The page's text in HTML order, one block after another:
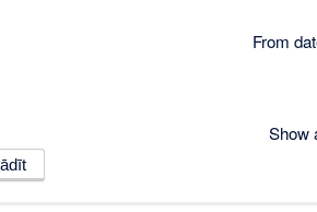
From
Show